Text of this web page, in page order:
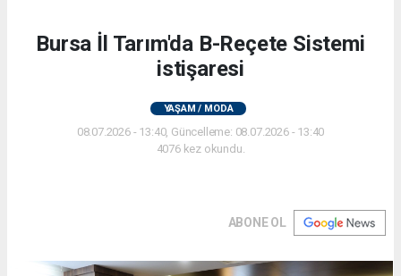
Bursa İl Tarım'da B-Reçete Sistemi
istişaresi
YAŞAM / MODA
08.07.2026 - 13:40, Güncelleme: 08.07.2026 - 13:40
4076 kez okundu.
ABONE OL